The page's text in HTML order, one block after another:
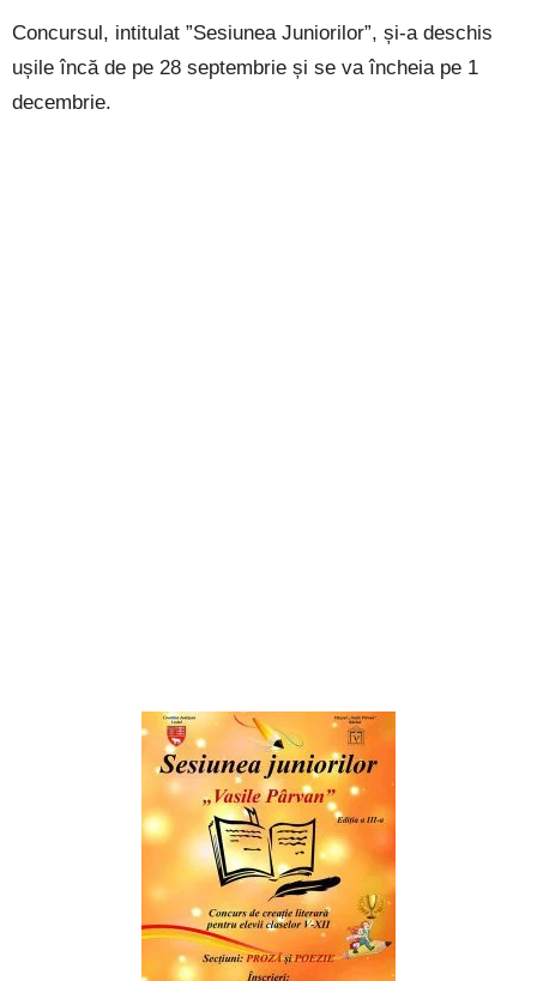
Concursul, intitulat ”Sesiunea Juniorilor”, și-a deschis
ușile încă de pe 28 septembrie și se va încheia pe 1
decembrie.